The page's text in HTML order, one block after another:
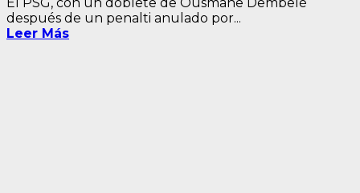
después de un penalti anulado por...
Leer Más